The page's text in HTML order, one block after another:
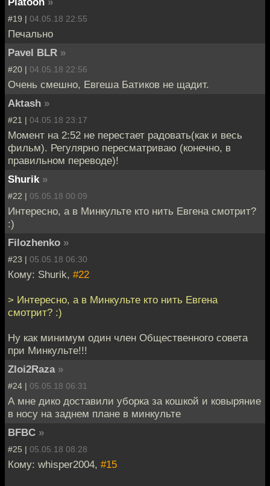
#19 | 04.05.18 22:55
Печально
Pavel BLR »
#20 | 04.05.18 22:56
Очень смешно, Евгеша Батиков не щадит.
Aktash »
#21 | 04.05.18 23:17
Момент на 2:52 не перестает радовать(как и весь
фильм). Регулярно пересматриваю (конечно, в
правильном переводе)!
Shurik »
#22 | 05.05.18 00:09
Интересно, а в Минкульте кто нить Евгена смотрит?
:)
Filozhenko »
#23 | 05.05.18 06:30
Кому: Shurik, #22
> Интересно, а в Минкульте кто нить Евгена
смотрит? :)
Ну как минимум один член Общественного совета
при Минкульте!!!
Zloi2Raza »
#24 | 05.05.18 06:31
А мне дико доставили уборка за кошкой и ковыряние
в носу на заднем плане в минкульте
BFBC »
#25 | 05.05.18 08:28
Кому: whisper2004, #15